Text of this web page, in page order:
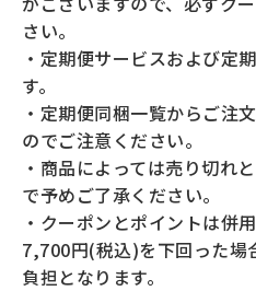
さい。
・定期便サービスおよび定
す。
・定期便同梱一覧からご注
のでご注意ください。
・商品によっては売り切れ
で予めご了承ください。
・クーポンとポイントは併
7,700円(税込)を下回った場
負担となります。